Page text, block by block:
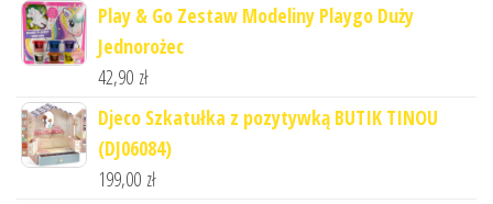
Play & Go Zestaw Modeliny Playgo Duży
Jednorożec
42,90 zł
Djeco Szkatułka z pozytywką BUTIK TINOU
(DJ06084)
199,00 zł